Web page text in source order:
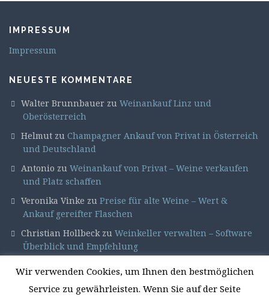
IMPRESSUM
Impressum
NEUESTE KOMMENTARE
Walter Brunnbauer zu Weinankauf Linz und
Oberösterreich
Helmut zu Champagner Ankauf von Privat in Österreich
und Deutschland
Antonio zu Weinankauf von Privat – Weine verkaufen
und Platz schaffen
Veronika Vinke zu Preise für alte Weine – Wert &
Ankauf gereifter Flaschen
Christian Hollbeckzu Weinkeller verwalten – Software
Überblick und Empfehlung
Wir verwenden Cookies, um Ihnen den bestmöglichen
Service zu gewährleisten. Wenn Sie auf der Seite